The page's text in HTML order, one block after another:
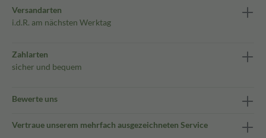
Versandarten
i.d.R. am nächsten Werktag
Zahlarten
sicher und bequem
Bewerte uns
Vertraue unserem mehrfach ausgezeichneten Service